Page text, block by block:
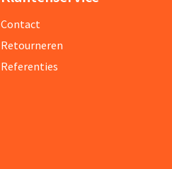
Contact
Retourneren
Referenties